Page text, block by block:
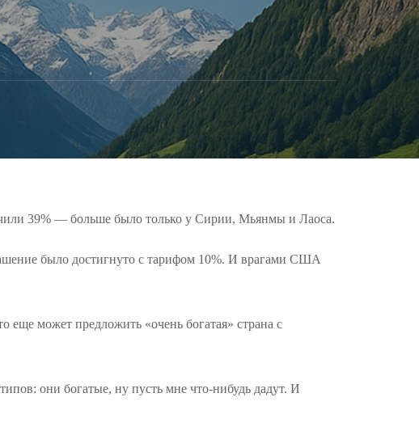
39% — больше было только у Сирии, Мьянмы и Лаоса.
было достигнуто с тарифом 10%. И врагами США
еще может предложить «очень богатая» страна с
они богатые, ну пусть мне что-нибудь дадут. И